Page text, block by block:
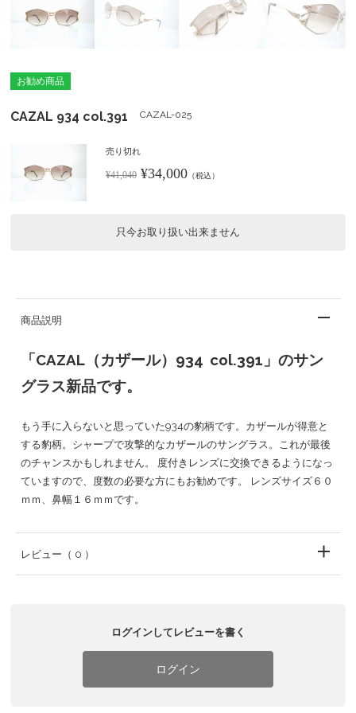
お勧め商品
CAZAL 934 col.391 CAZAL-025
売り切れ
¥41,040 ¥34,000 （税込）
只今お取り扱い出来ません
商品説明
「CAZAL（カザール）934 col.391」のサン
グラス新品です。
もう手に入らないと思っていた934の豹柄です。カザールが得意と
する豹柄。シャープで攻撃的なカザールのサングラス。これが最後
のチャンスかもしれません。 度付きレンズに交換できるようになっ
ていますので、度数の必要な方にもお勧めです。 レンズサイズ６０
ｍｍ、鼻幅１６ｍｍです。
レビュー （ 0 ）
ログインしてレビューを書く
ログイン